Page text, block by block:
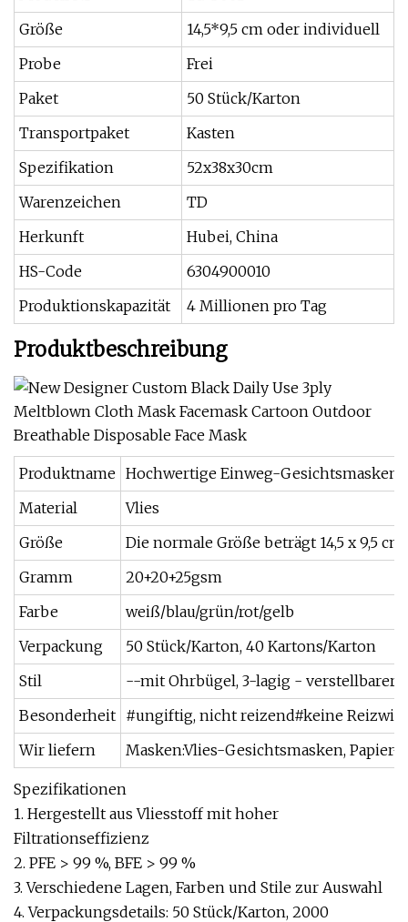
Größe
14,5*9,5 cm oder individuell
Probe
Frei
Paket
50 Stück/Karton
Transportpaket
Kasten
Spezifikation
52x38x30cm
Warenzeichen
TD
Herkunft
Hubei, China
HS-Code
6304900010
Produktionskapazität
4 Millionen pro Tag
Produktbeschreibung
Produktname Hochwertige Einweg-Gesichtsmasken
Material
Vlies
Größe
Die normale Größe beträgt 14,5 x 9,5 cm
Gramm
20+20+25gsm
Farbe
weiß/blau/grün/rot/gelb
Verpackung
50 Stück/Karton, 40 Kartons/Karton
Stil
--mit Ohrbügel, 3-lagig - verstellbarer
Besonderheit #ungiftig, nicht reizend#keine
Wir liefern
Masken:Vlies-Gesichtsmasken,
Spezifikationen
1. Hergestellt aus Vliesstoff mit hoher
Filtrationseffizienz
2. PFE > 99 %, BFE > 99 %
3. Verschiedene Lagen, Farben und Stile zur Auswahl
4. Verpackungsdetails: 50 Stück/Karton, 2000